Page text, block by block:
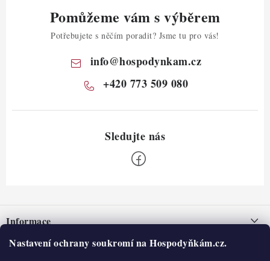
Nastavení ochrany soukromí na Hospodyňkám.cz.
Pomůžeme vám s výběrem
Potřebujete s něčím poradit? Jsme tu pro vás!
info@hospodynkam.cz
+420 773 509 080
pInformace
Nepřevzetí zásilky na dobírku
O nás